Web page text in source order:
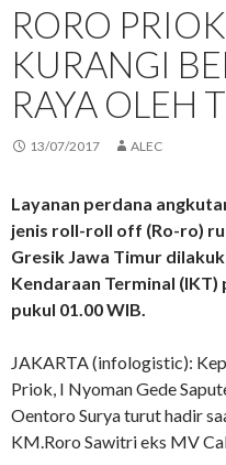
RORO
KURANGI
RAYA OLEH
13/07/2017 ALEC
Layanan perdana
jenis roll-roll off (Ro-ro)
Gresik Jawa Timur
Kendaraan Terminal (IKT)
pukul 01.00 WIB.
JAKARTA (infologistic):
Priok, I Nyoman Gede
Oentoro Surya turut hadir
KM.Roro Sawitri eks MV